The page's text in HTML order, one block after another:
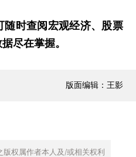
随时查阅宏观经济、股票
尽在掌握。
版面编辑：王影
权属作者本人及/或相关权利